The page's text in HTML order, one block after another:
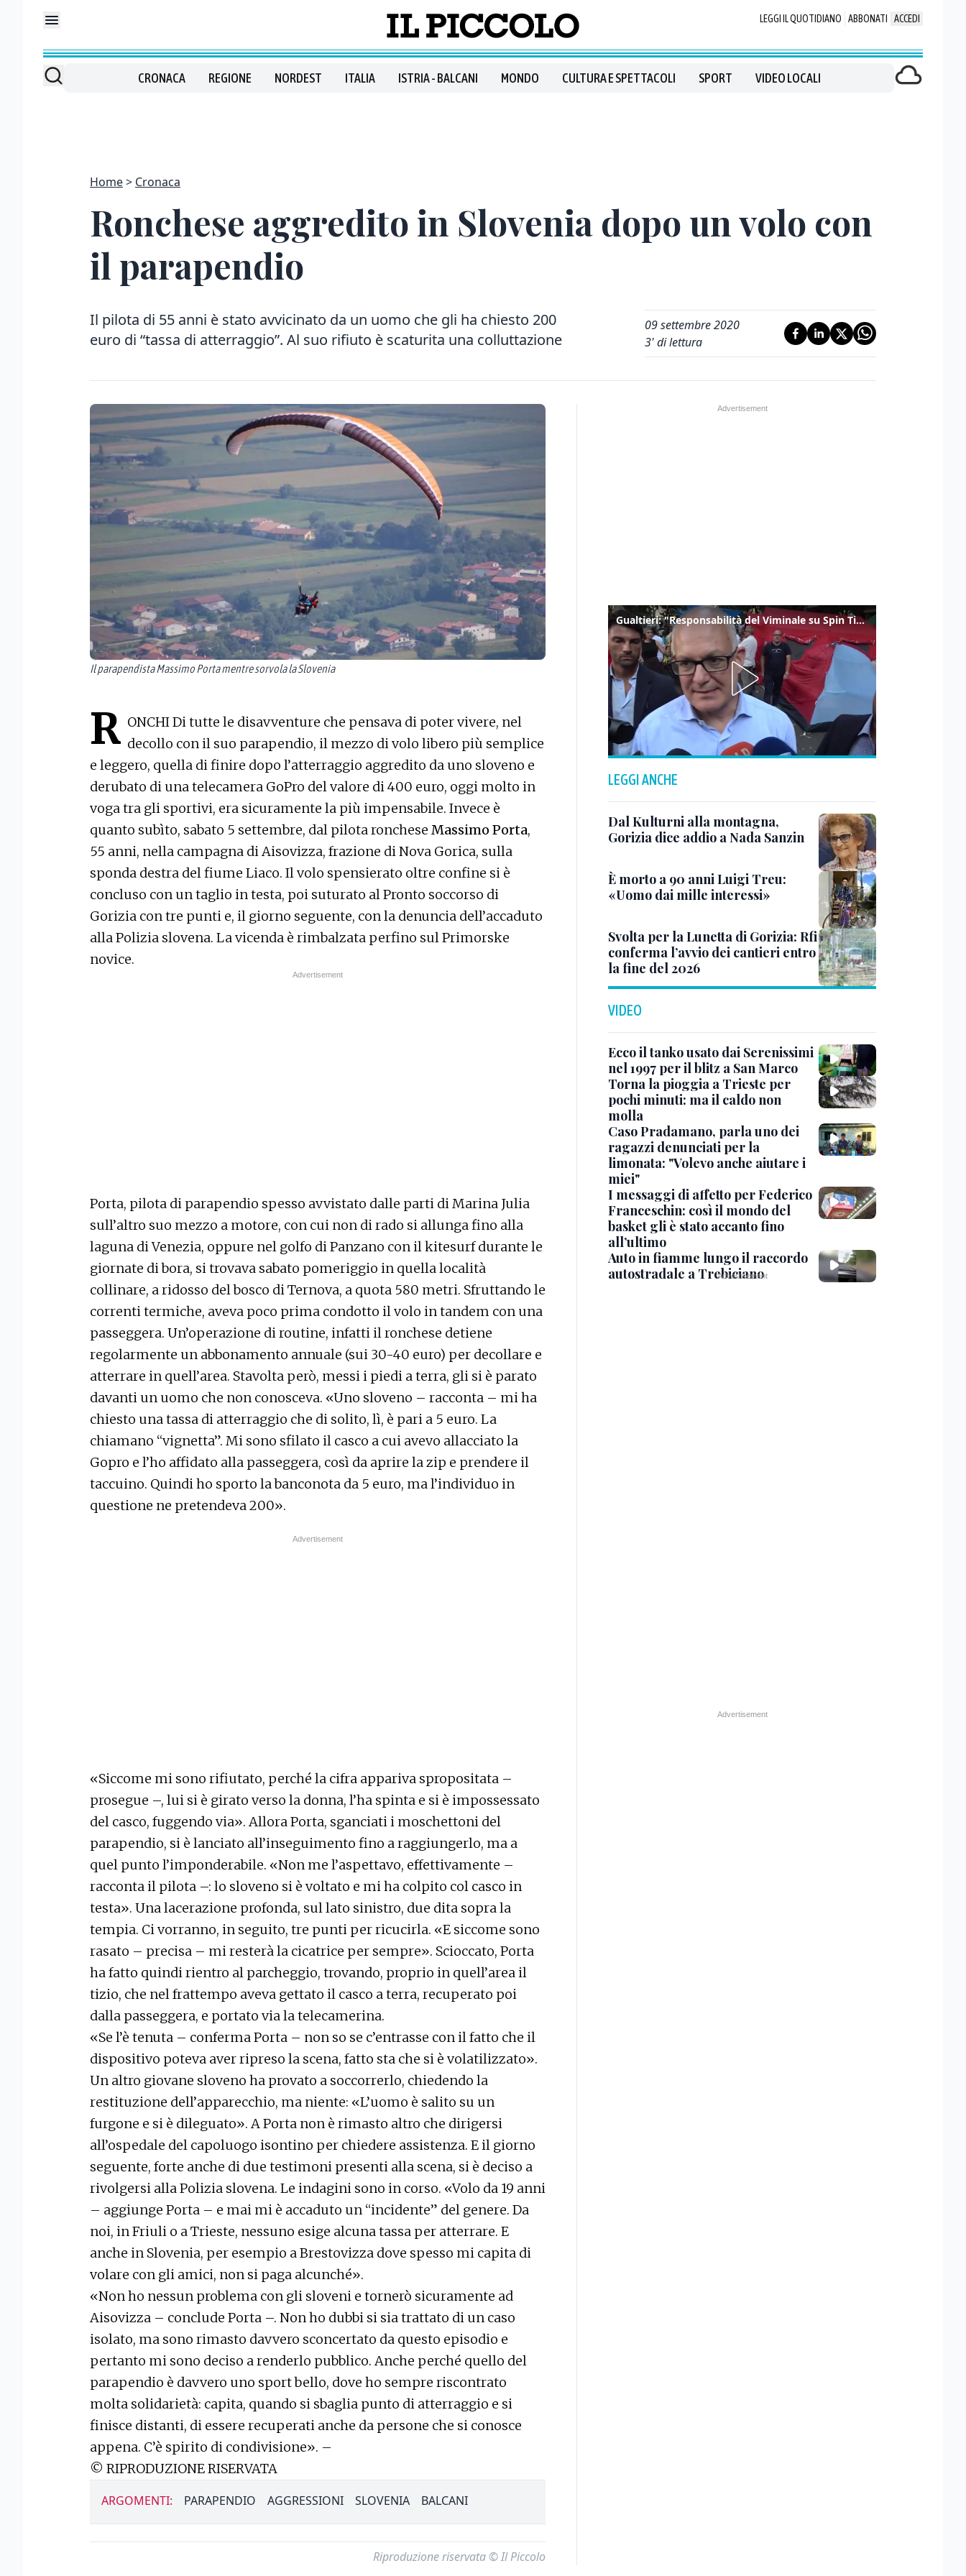
LEGGI IL QUOTIDIANO ABBONATI ACCEDI
CRONACA REGIONE NORDEST ITALIA ISTRIA - BALCANI MONDO CULTURA E SPETTACOLI SPORT VIDEO LOCALI
Home Cronaca
Ronchese aggredito in Slovenia dopo un volo con
il parapendio
Il pilota di 55 anni è stato avvicinato da un uomo che gli ha chiesto 200
euro di “tassa di atterraggio”. Al suo rifiuto è scaturita una colluttazione
09 settembre 2020
3' di lettura
Il parapendista Massimo Porta mentre sorvola la Slovenia
R ONCHI Di tutte le disavventure che pensava di poter vivere, nel
decollo con il suo parapendio, il mezzo di volo libero più semplice
e leggero, quella di finire dopo l’atterraggio aggredito da uno sloveno e
derubato di una telecamera GoPro del valore di 400 euro, oggi molto in
voga tra gli sportivi, era sicuramente la più impensabile. Invece è
quanto subìto, sabato 5 settembre, dal pilota ronchese Massimo Porta,
55 anni, nella campagna di Aisovizza, frazione di Nova Gorica, sulla
sponda destra del fiume Liaco. Il volo spensierato oltre confine si è
concluso con un taglio in testa, poi suturato al Pronto soccorso di
Gorizia con tre punti e, il giorno seguente, con la denuncia dell’accaduto
alla Polizia slovena. La vicenda è rimbalzata perfino sul Primorske
novice.
Porta, pilota di parapendio spesso avvistato dalle parti di Marina Julia
sull’altro suo mezzo a motore, con cui non di rado si allunga fino alla
laguna di Venezia, oppure nel golfo di Panzano con il kitesurf durante le
giornate di bora, si trovava sabato pomeriggio in quella località
collinare, a ridosso del bosco di Ternova, a quota 580 metri. Sfruttando le
correnti termiche, aveva poco prima condotto il volo in tandem con una
passeggera. Un’operazione di routine, infatti il ronchese detiene
regolarmente un abbonamento annuale (sui 30-40 euro) per decollare e
atterrare in quell’area. Stavolta però, messi i piedi a terra, gli si è parato
davanti un uomo che non conosceva. «Uno sloveno – racconta – mi ha
chiesto una tassa di atterraggio che di solito, lì, è pari a 5 euro. La
chiamano “vignetta”. Mi sono sfilato il casco a cui avevo allacciato la
Gopro e l’ho affidato alla passeggera, così da aprire la zip e prendere il
taccuino. Quindi ho sporto la banconota da 5 euro, ma l’individuo in
questione ne pretendeva 200».
«Siccome mi sono rifiutato, perché la cifra appariva spropositata –
prosegue –, lui si è girato verso la donna, l’ha spinta e si è impossessato
del casco, fuggendo via». Allora Porta, sganciati i moschettoni del
parapendio, si è lanciato all’inseguimento fino a raggiungerlo, ma a
quel punto l’imponderabile. «Non me l’aspettavo, effettivamente –
racconta il pilota –: lo sloveno si è voltato e mi ha colpito col casco in
testa». Una lacerazione profonda, sul lato sinistro, due dita sopra la
tempia. Ci vorranno, in seguito, tre punti per ricucirla. «E siccome sono
rasato – precisa – mi resterà la cicatrice per sempre». Scioccato, Porta
ha fatto quindi rientro al parcheggio, trovando, proprio in quell’area il
tizio, che nel frattempo aveva gettato il casco a terra, recuperato poi
dalla passeggera, e portato via la telecamerina.
«Se l’è tenuta – conferma Porta – non so se c’entrasse con il fatto che il
dispositivo poteva aver ripreso la scena, fatto sta che si è volatilizzato».
Un altro giovane sloveno ha provato a soccorrerlo, chiedendo la
restituzione dell’apparecchio, ma niente: «L’uomo è salito su un
furgone e si è dileguato». A Porta non è rimasto altro che dirigersi
all’ospedale del capoluogo isontino per chiedere assistenza. E il giorno
seguente, forte anche di due testimoni presenti alla scena, si è deciso a
rivolgersi alla Polizia slovena. Le indagini sono in corso. «Volo da 19 anni
– aggiunge Porta – e mai mi è accaduto un “incidente” del genere. Da
noi, in Friuli o a Trieste, nessuno esige alcuna tassa per atterrare. E
anche in Slovenia, per esempio a Brestovizza dove spesso mi capita di
volare con gli amici, non si paga alcunché».
«Non ho nessun problema con gli sloveni e tornerò sicuramente ad
Aisovizza – conclude Porta –. Non ho dubbi si sia trattato di un caso
isolato, ma sono rimasto davvero sconcertato da questo episodio e
pertanto mi sono deciso a renderlo pubblico. Anche perché quello del
parapendio è davvero uno sport bello, dove ho sempre riscontrato
molta solidarietà: capita, quando si sbaglia punto di atterraggio e si
finisce distanti, di essere recuperati anche da persone che si conosce
appena. C’è spirito di condivisione». –
© RIPRODUZIONE RISERVATA
ARGOMENTI: PARAPENDIO AGGRESSIONI SLOVENIA BALCANI
Riproduzione riservata © Il Piccolo
Gualtieri: "Responsabilità del Viminale su Spin Time? La posizione dei partiti è nota"
LEGGI ANCHE
Dal Kulturni alla montagna,
Gorizia dice addio a Nada Sanzin
È morto a 90 anni Luigi Treu:
«Uomo dai mille interessi»
Svolta per la Lunetta di Gorizia: Rfi
conferma l’avvio dei cantieri entro
la fine del 2026
VIDEO
Ecco il tanko usato dai Serenissimi
nel 1997 per il blitz a San Marco
Torna la pioggia a Trieste per
pochi minuti: ma il caldo non
molla
Caso Pradamano, parla uno dei
ragazzi denunciati per la
limonata: "Volevo anche aiutare i
miei"
I messaggi di affetto per Federico
Franceschin: così il mondo del
basket gli è stato accanto fino
all’ultimo
Auto in fiamme lungo il raccordo
autostradale a Trebiciano